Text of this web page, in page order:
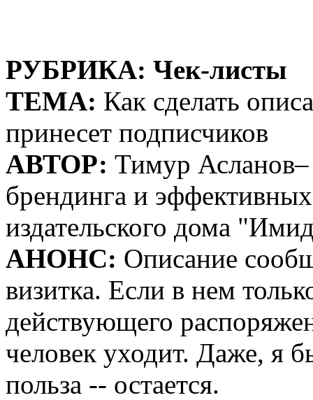
РУБРИКА: Чек-листы
ТЕМА: Как сделать
принесет подписчиков
АВТОР: Тимур Асланов–
брендинга и
издательского дома
АНОНС: Описание
визитка. Если в нем
действующего
человек уходит. Даже, я
польза -- остается.